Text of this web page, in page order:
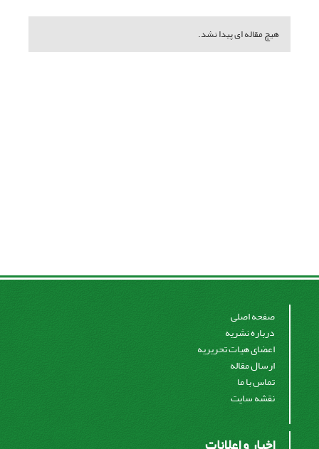
هیچ مقاله ای پیدا نشد.
صفحه اصلی
درباره نشریه
اعضای هیات تحریریه
ارسال مقاله
تماس با ما
نقشه سایت